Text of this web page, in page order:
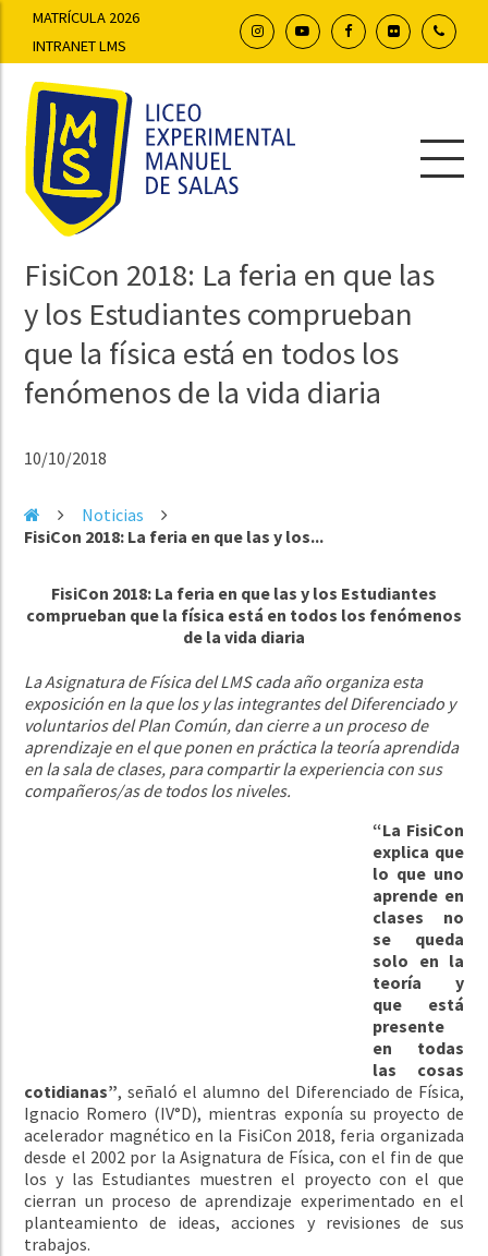
MATRÍCULA 2026
INTRANET LMS
FisiCon 2018: La feria en que las
y los Estudiantes comprueban
que la física está en todos los
fenómenos de la vida diaria
10/10/2018
Noticias
FisiCon 2018: La feria en que las y los...
FisiCon 2018: La feria en que las y los Estudiantes
comprueban que la física está en todos los fenómenos
de la vida diaria
La Asignatura de Física del LMS cada año organiza esta
exposición en la que los y las integrantes del Diferenciado y
voluntarios del Plan Común, dan cierre a un proceso de
aprendizaje en el que ponen en práctica la teoría aprendida
en la sala de clases, para compartir la experiencia con sus
compañeros/as de todos los niveles.
“La FisiCon
explica que
lo que uno
aprende en
clases no
se queda
solo en la
teoría y
que está
presente
en todas
las cosas
cotidianas”, señaló el alumno del Diferenciado de Física,
Ignacio Romero (IV°D), mientras exponía su proyecto de
acelerador magnético en la FisiCon 2018, feria organizada
desde el 2002 por la Asignatura de Física, con el fin de que
los y las Estudiantes muestren el proyecto con el que
cierran un proceso de aprendizaje experimentado en el
planteamiento de ideas, acciones y revisiones de sus
trabajos.